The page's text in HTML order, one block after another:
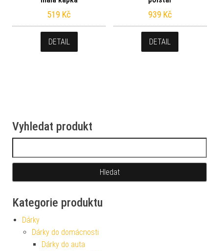
519 Kč
DETAIL
939 Kč
DETAIL
Vyhledat produkt
Kategorie produktu
Dárky
Dárky do domácnosti
Dárky do auta